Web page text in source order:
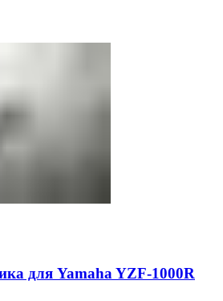
для Yamaha YZF-1000R